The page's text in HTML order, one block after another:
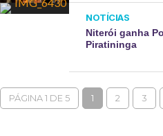
NOTÍCIAS
Niterói ganha
Piratininga
PÁGINA 1 DE 5 1 2 3